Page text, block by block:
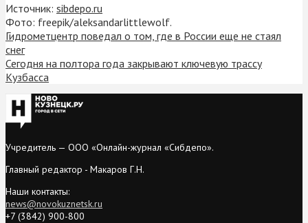
Источник: sibdepo.ru
Фото: freepik/aleksandarlittlewolf.
Гидрометцентр поведал о том, где в России еще не стаял
снег
Сегодня на полтора года закрывают ключевую трассу
Кузбасса
Учредитель — ООО «Онлайн-журнал «Сибдепо».
Главный редактор - Макаров Г.Н.
Наши контакты:
news@novokuznetsk.ru
+7 (3842) 900-800